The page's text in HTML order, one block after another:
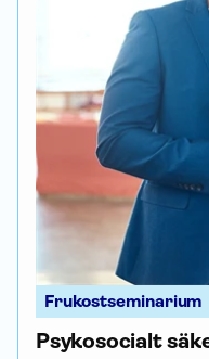
Frukostseminarium
Psykosocialt